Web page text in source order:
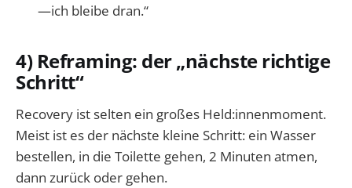
—ich bleibe dran.“
4) Reframing: der „nächste richtige
Schritt“
Recovery ist selten ein großes Held:innenmoment.
Meist ist es der nächste kleine Schritt: ein Wasser
bestellen, in die Toilette gehen, 2 Minuten atmen,
dann zurück oder gehen.